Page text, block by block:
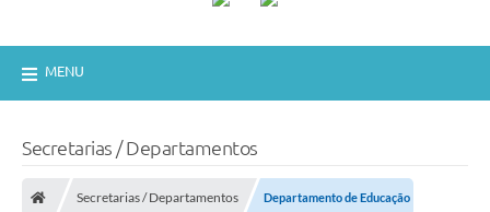
MENU
Secretarias / Departamentos
Secretarias / Departamentos Departamento de Educação